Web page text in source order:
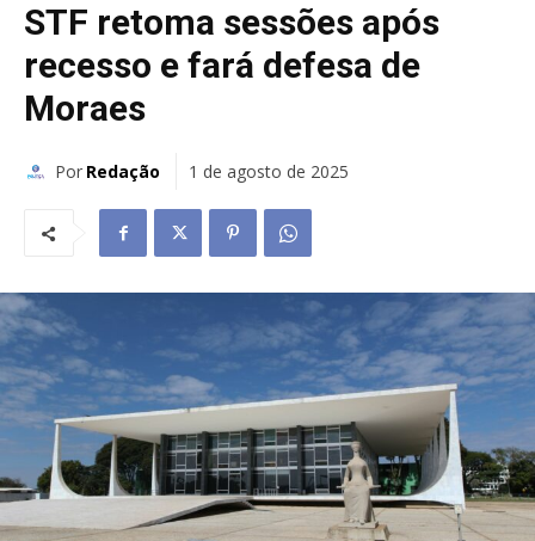
STF retoma sessões após
recesso e fará defesa de
Moraes
Por Redação 1 de agosto de 2025